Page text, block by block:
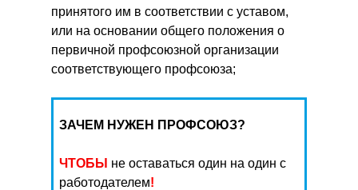
принятого им в соответствии с уставом,
или на основании общего положения о
первичной профсоюзной организации
соответствующего профсоюза;
ЗАЧЕМ НУЖЕН ПРОФСОЮЗ?
ЧТОБЫ не оставаться один на один с
работодателем!